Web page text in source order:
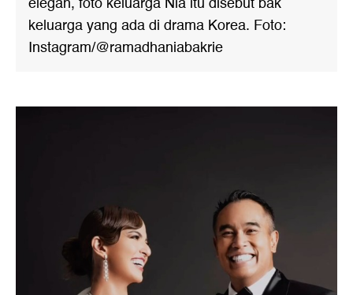
keluarga yang ada di drama Korea. Foto:
Instagram/@ramadhaniabakrie